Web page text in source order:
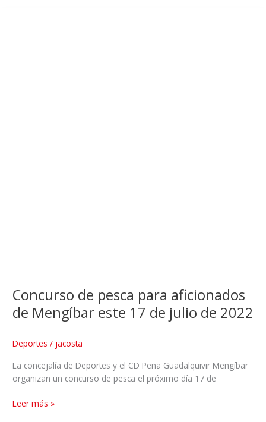
Concurso de pesca para aficionados
de Mengíbar este 17 de julio de 2022
Deportes / jacosta
La concejalía de Deportes y el CD Peña Guadalquivir Mengíbar
organizan un concurso de pesca el próximo día 17 de
Leer más »